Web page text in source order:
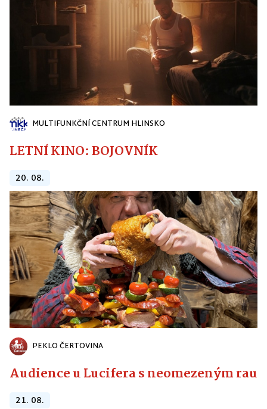
MULTIFUNKČNÍ CENTRUM HLINSKO
LETNÍ KINO: BOJOVNÍK
20. 08.
PEKLO ČERTOVINA
Audience u Lucifera s neomezeným
21. 08.